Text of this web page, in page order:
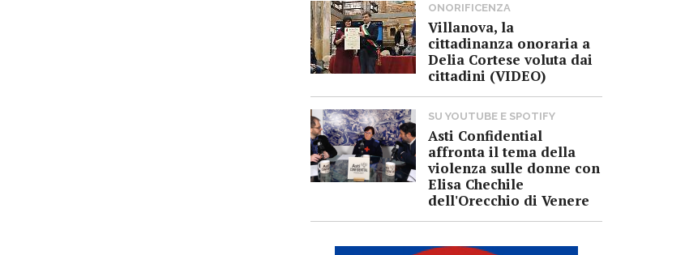
ONORIFICENZA
Villanova, la
cittadinanza onoraria a
Delia Cortese voluta dai
cittadini (VIDEO)
SU YOUTUBE E SPOTIFY
Asti Confidential
affronta il tema della
violenza sulle donne con
Elisa Chechile
dell'Orecchio di Venere